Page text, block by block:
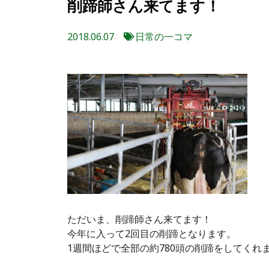
削蹄師さん来てます！
2018.06.07 日常の一コマ
ただいま、削蹄師さん来てます！
今年に入って2回目の削蹄となります。
1週間ほどで全部の約780頭の削蹄をしてくれ